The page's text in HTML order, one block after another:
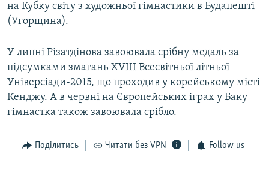
на Кубку світу з художньої гімнастики в Будапешті
(Угорщина).
У липні Різатдінова завоювала срібну медаль за
підсумками змагань XVIII Всесвітньої літньої
Універсіади-2015, що проходив у корейському місті
Кенджу. А в червні на Європейських іграх у Баку
гімнастка також завоювала срібло.
Поділитись Читати без VPN Follow us